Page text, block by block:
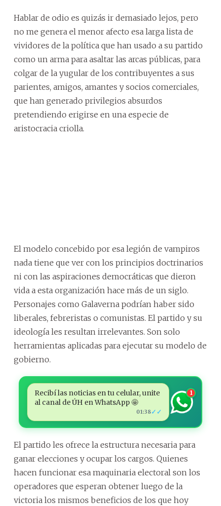
Hablar de odio es quizás ir demasiado lejos, pero
no me genera el menor afecto esa larga lista de
vividores de la política que han usado a su partido
como un arma para asaltar las arcas públicas, para
colgar de la yugular de los contribuyentes a sus
parientes, amigos, amantes y socios comerciales,
que han generado privilegios absurdos
pretendiendo erigirse en una especie de
aristocracia criolla.
El modelo concebido por esa legión de vampiros
nada tiene que ver con los principios doctrinarios
ni con las aspiraciones democráticas que dieron
vida a esta organización hace más de un siglo.
Personajes como Galaverna podrían haber sido
liberales, febreristas o comunistas. El partido y su
ideología les resultan irrelevantes. Son solo
herramientas aplicadas para ejecutar su modelo de
gobierno.
Recibí las noticias en tu celular, unite
al canal de ÚH en WhatsApp 🤩
01:38✓✓
1
El partido les ofrece la estructura necesaria para
ganar elecciones y ocupar los cargos. Quienes
hacen funcionar esa maquinaria electoral son los
operadores que esperan obtener luego de la
victoria los mismos beneficios de los que hoy